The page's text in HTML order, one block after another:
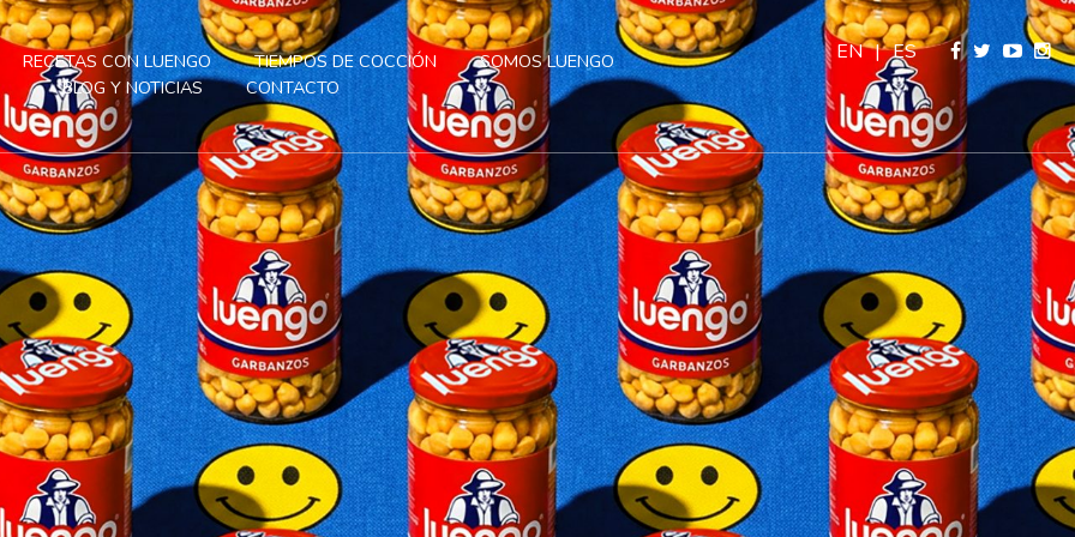
RECETAS CON LUENGO TIEMPOS DE COCCIÓN
SOMOS LUENGO
BLOG Y NOTICIAS
CONTACTO
EN | ES